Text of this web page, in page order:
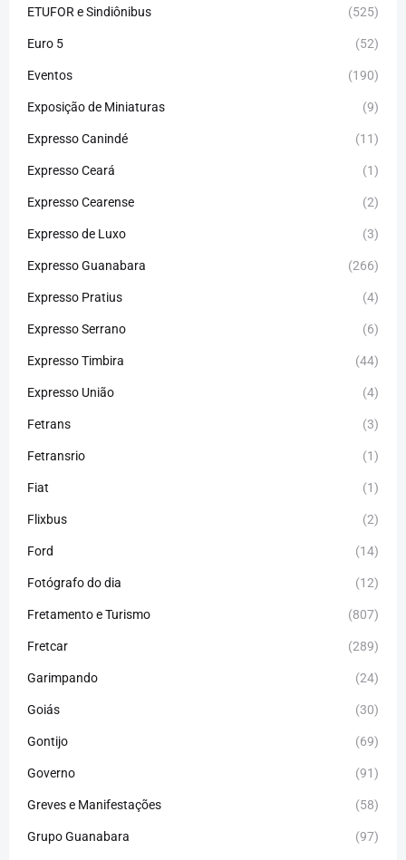
ETUFOR e Sindiônibus (525)
Euro 5 (52)
Eventos (190)
Exposição de Miniaturas (9)
Expresso Canindé (11)
Expresso Ceará (1)
Expresso Cearense (2)
Expresso de Luxo (3)
Expresso Guanabara (266)
Expresso Pratius (4)
Expresso Serrano (6)
Expresso Timbira (44)
Expresso União (4)
Fetrans (3)
Fetransrio (1)
Fiat (1)
Flixbus (2)
Ford (14)
Fotógrafo do dia (12)
Fretamento e Turismo (807)
Fretcar (289)
Garimpando (24)
Goiás (30)
Gontijo (69)
Governo (91)
Greves e Manifestações (58)
Grupo Guanabara (97)